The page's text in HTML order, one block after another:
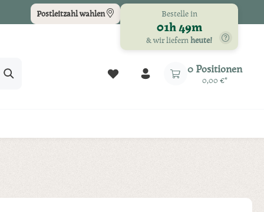
Postleitzahl wählen Bestelle in
01h 49m
& wir liefernheute!
Du hast 0 Produkte auf dem
0 Positionen
0,00 €*